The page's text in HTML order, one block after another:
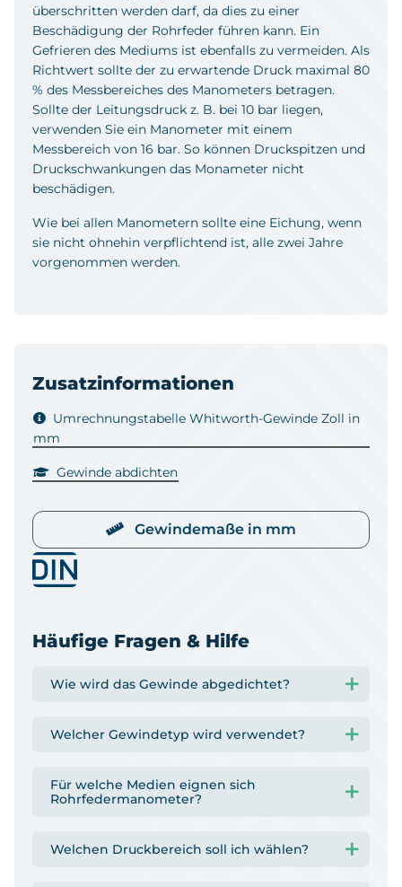
überschritten werden darf, da dies zu einer
Beschädigung der Rohrfeder führen kann. Ein
Gefrieren des Mediums ist ebenfalls zu vermeiden. Als
Richtwert sollte der zu erwartende Druck maximal 80
% des Messbereiches des Manometers betragen.
Sollte der Leitungsdruck z. B. bei 10 bar liegen,
verwenden Sie ein Manometer mit einem
Messbereich von 16 bar. So können Druckspitzen und
Druckschwankungen das Monameter nicht
beschädigen.
Wie bei allen Manometern sollte eine Eichung, wenn
sie nicht ohnehin verpflichtend ist, alle zwei Jahre
vorgenommen werden.
Zusatzinformationen
Umrechnungstabelle Whitworth-Gewinde Zoll in
mm
Gewinde abdichten
Gewindemaße in mm
Häufige Fragen & Hilfe
Wie wird das Gewinde abgedichtet?
Welcher Gewindetyp wird verwendet?
Für welche Medien eignen sich
Rohrfedermanometer?
Welchen Druckbereich soll ich wählen?